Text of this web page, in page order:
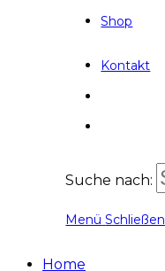
Shop
Kontakt
Suche nach:
Menü Schließen
Home